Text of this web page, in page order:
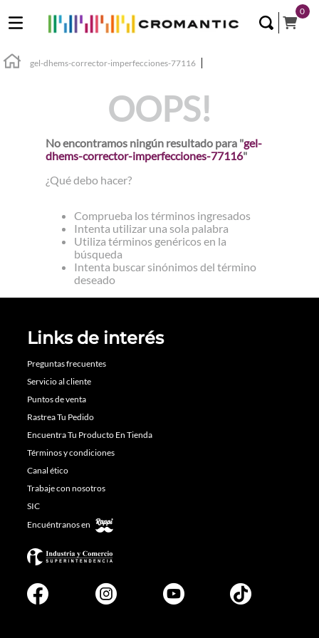
0
gel-dhems-corrector-imperfecciones-77116
OOPS!
No encontramos ningún resultado para "gel-
dhems-corrector-imperfecciones-77116"
¿Qué debo hacer?
Comprueba los términos ingresados
Intenta utilizar una sola palabra
Utiliza términos genéricos en la
búsqueda
Intenta buscar sinónimos del término
deseado
Links de interés
Preguntas frecuentes
Servicio al cliente
Puntos de venta
Rastrea Tu Pedido
Encuentra Tu Producto En Tienda
Términos y condiciones
Canal ético
Trabaje con nosotros
SIC
Encuéntranos en